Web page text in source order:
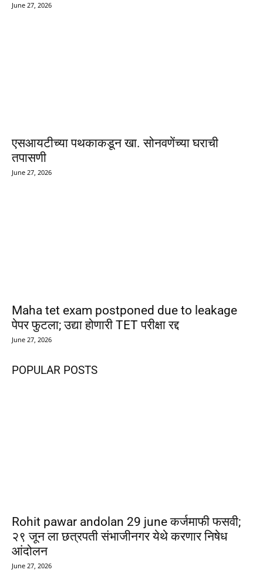
June 27, 2026
एसआयटीच्या पथकाकडून खा. सोनवणेंच्या घराची
तपासणी
June 27, 2026
Maha tet exam postponed due to leakage
पेपर फुटला; उद्या होणारी TET परीक्षा रद्द
June 27, 2026
POPULAR POSTS
Rohit pawar andolan 29 june कर्जमाफी फसवी;
२९ जून ला छत्रपती संभाजीनगर येथे करणार निषेध
आंदोलन
June 27, 2026